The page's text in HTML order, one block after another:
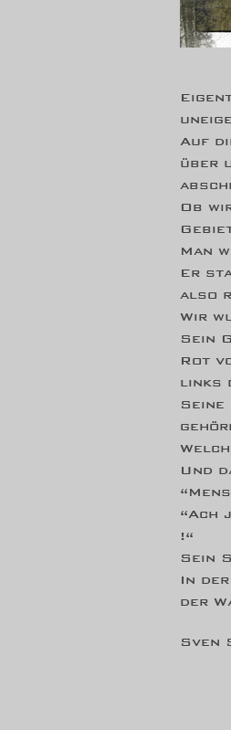
Auf
über
Ob
Man
Er
also
Wir
Sein
Rot
links
Und
“Ach
!“
Sein
In
der
Sven